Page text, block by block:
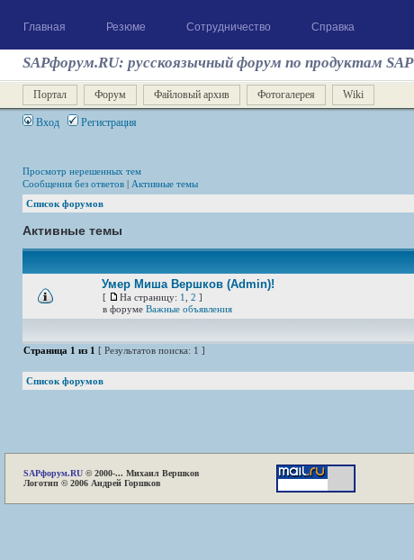
Главная Резюме Сотрудничество Справка
SAPфорум.RU: русскоязычный форум по продуктам SAP
Портал Форум Файловый архив Фотогалерея Wiki
Вход Регистрация
Просмотр нерешенных тем
Сообщения без ответов | Активные темы
Список форумов
Активные темы
Умер Миша Вершков (Admin)!
[ На страницу: 1 2 ]
в форуме Важные объявления
Страница 1 из 1 [ Результатов поиска: 1 ]
Список форумов
SAPфорум.RU © 2000-... Михаил Вершков
Логотип © 2006 Андрей Горшков